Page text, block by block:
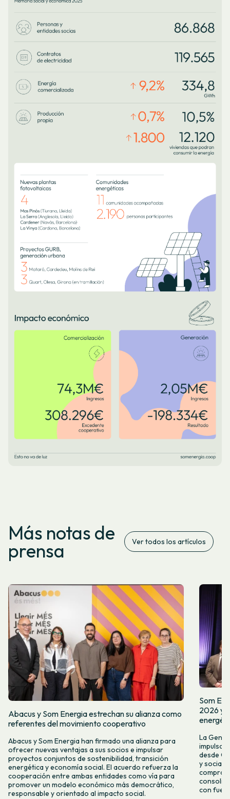
Más notas de
prensa Ver todos los artículos
Abacus y Som Energia estrechan su alianza como
referentes del movimiento cooperativo
Abacus y Som Energia han firmado una alianza para
ofrecer nuevas ventajas a sus socios e impulsar
proyectos conjuntos de sostenibilidad, transición
energética y economía social. El acuerdo refuerza la
cooperación entre ambas entidades como vía para
promover un modelo económico más democrático,
responsable y orientado al impacto social.
Som
2026 y
La
impulso
desde
y
con